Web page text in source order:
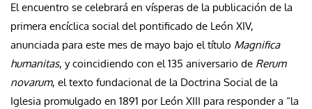
El encuentro se celebrará en vísperas de la publicación de la
primera encíclica social del pontificado de León XIV,
anunciada para este mes de mayo bajo el título Magnifica
humanitas, y coincidiendo con el 135 aniversario de Rerum
novarum, el texto fundacional de la Doctrina Social de la
Iglesia promulgado en 1891 por León XIII para responder a “la